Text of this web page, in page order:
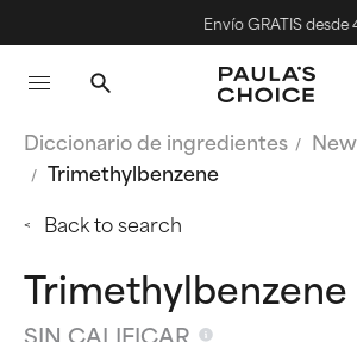
Envío GRATIS desde
Diccionario de ingredientes
Trimethylbenzene
Back to search
Trimethylbenzene
SIN CALIFICAR